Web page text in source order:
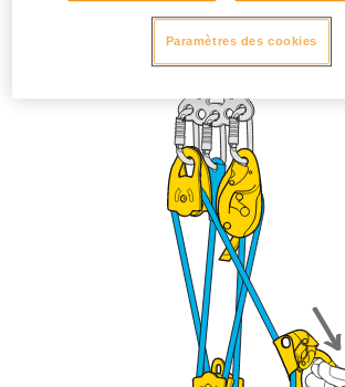
Paramètres des cookies